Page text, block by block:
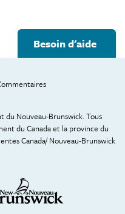
Besoin d'aide
Nouveau-Brunswick. Tous
du Canada et la province du
Canada/ Nouveau-Brunswick